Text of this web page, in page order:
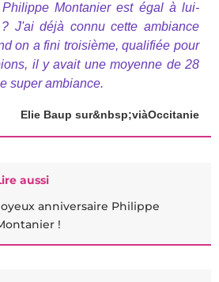
Montanier est égal à lui-
J'ai déjà connu cette ambiance
on a fini troisième, qualifiée pour
il y avait une moyenne de 28
super ambiance.
Elie Baup sur&nbsp;viàOccitanie
aussi
anniversaire Philippe
!